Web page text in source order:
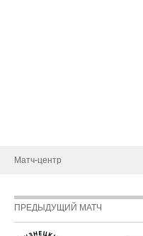
Матч-центр
ПРЕДЫДУЩИЙ МАТЧ